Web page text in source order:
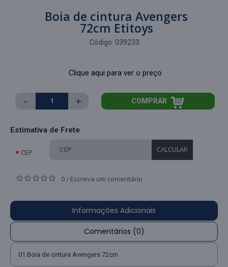
Boia de cintura Avengers
72cm Etitoys
Código: 039233
Clique aqui para ver o preço
- + COMPRAR
Estimativa de Frete
CEP CALCULAR
0 / Escreva um comentário
Informações Adicionais
Comentários (0)
01 Boia de cintura Avengers 72cm